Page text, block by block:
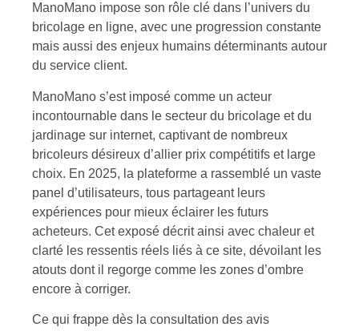
ManoMano impose son rôle clé dans l’univers du
bricolage en ligne, avec une progression constante
mais aussi des enjeux humains déterminants autour
du service client.
ManoMano s’est imposé comme un acteur
incontournable dans le secteur du bricolage et du
jardinage sur internet, captivant de nombreux
bricoleurs désireux d’allier prix compétitifs et large
choix. En 2025, la plateforme a rassemblé un vaste
panel d’utilisateurs, tous partageant leurs
expériences pour mieux éclairer les futurs
acheteurs. Cet exposé décrit ainsi avec chaleur et
clarté les ressentis réels liés à ce site, dévoilant les
atouts dont il regorge comme les zones d’ombre
encore à corriger.
Ce qui frappe dès la consultation des avis